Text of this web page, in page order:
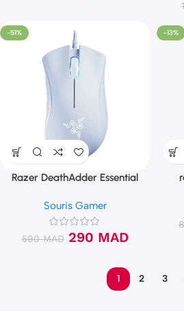
-51%
Razer DeathAdder Essential
Souris Gamer
590MAD 290 MAD
-13%
1 2 3